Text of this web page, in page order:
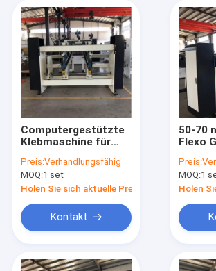
Computergestützte
Klebmaschine für
Wellkarton mit
Schleusen
Preis:Verhandlungsfähig
MOQ:1 set
Holen Sie sich aktuelle Preis
Kontakt
50-70
Flexo
Preis:
MOQ:1
Holen